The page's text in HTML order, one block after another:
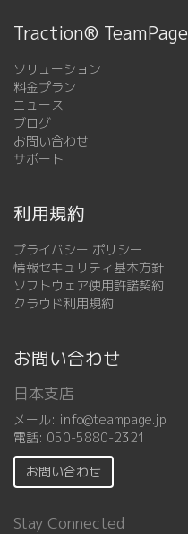
Traction® TeamPage
ソリューション
料金プラン
ニュース
ブログ
お問い合わせ
サポート
利用規約
プライバシー ポリシー
情報セキュリティ基本方針
ソフトウェア使用許諾契約
クラウド利用規約
お問い合わせ
日本支店
メール: info@teampage.jp
電話: 050-5880-2321
お問い合わせ
Stay Connected